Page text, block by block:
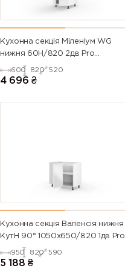
Кухонна секція Міленіум WG
нижня 60Н/820 2дв Pro
Blum(Білий/Глянець Білий)
600 820 520
4 696 ₴
Кухонна секція Валенсія нижня
КутН 90° 1050х650/820 1дв Pro
Blum (Білий/Напівмат Білий
9003)
950 820 590
5 188 ₴